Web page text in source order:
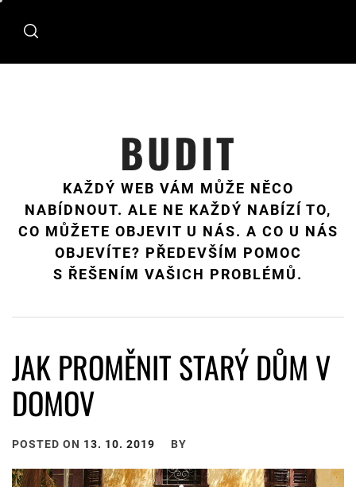
BUDIT
KAŽDÝ WEB VÁM MŮŽE NĚCO
NABÍDNOUT. ALE NE KAŽDÝ NABÍZÍ TO,
CO MŮŽETE OBJEVIT U NÁS. A CO U NÁS
OBJEVÍTE? PŘEDEVŠÍM POMOC
S ŘEŠENÍM VAŠICH PROBLÉMŮ.
JAK PROMĚNIT STARÝ DŮM V
DOMOV
POSTED ON 13. 10. 2019 BY